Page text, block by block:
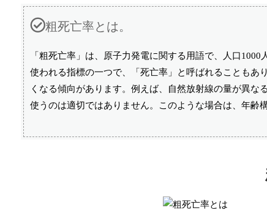
粗死亡率とは。
「粗死亡率」は、原子力発電に関する用語で、人口
使われる指標の一つで、「死亡率」と呼ばれることもあ
くなる傾向があります。例えば、自然放射線の量が異
使うのは適切ではありません。このような場合は、年齢